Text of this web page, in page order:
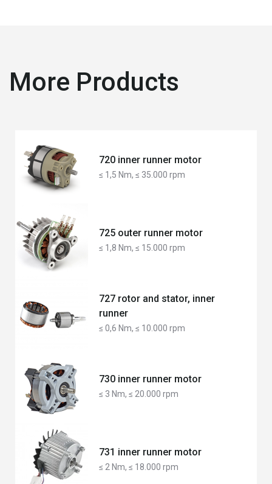
More Products
720 inner runner motor
≤ 1,5 Nm, ≤ 35.000 rpm
725 outer runner motor
≤ 1,8 Nm, ≤ 15.000 rpm
727 rotor and stator, inner
runner
≤ 0,6 Nm, ≤ 10.000 rpm
730 inner runner motor
≤ 3 Nm, ≤ 20.000 rpm
731 inner runner motor
≤ 2 Nm, ≤ 18.000 rpm